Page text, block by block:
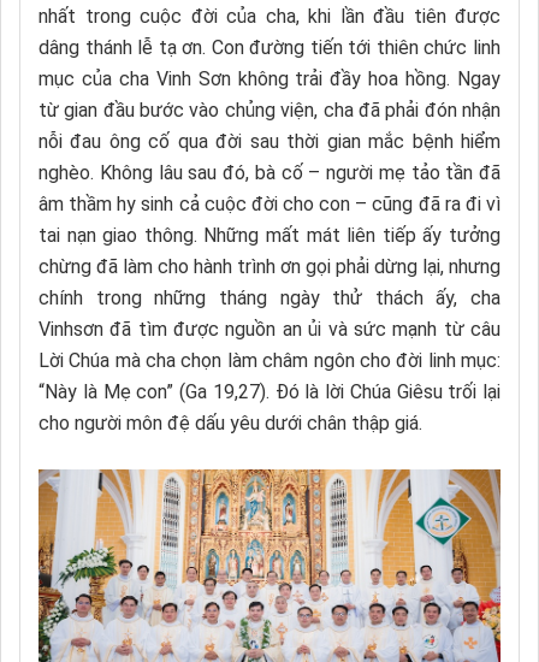
nhất trong cuộc đời của cha, khi lần đầu tiên được
dâng thánh lễ tạ ơn. Con đường tiến tới thiên chức linh
mục của cha Vinh Sơn không trải đầy hoa hồng. Ngay
từ gian đầu bước vào chủng viện, cha đã phải đón nhận
nỗi đau ông cố qua đời sau thời gian mắc bệnh hiểm
nghèo. Không lâu sau đó, bà cố – người mẹ tảo tần đã
âm thầm hy sinh cả cuộc đời cho con – cũng đã ra đi vì
tai nạn giao thông. Những mất mát liên tiếp ấy tưởng
chừng đã làm cho hành trình ơn gọi phải dừng lại, nhưng
chính trong những tháng ngày thử thách ấy, cha
Vinhsơn đã tìm được nguồn an ủi và sức mạnh từ câu
Lời Chúa mà cha chọn làm châm ngôn cho đời linh mục:
“Này là Mẹ con” (Ga 19,27). Đó là lời Chúa Giêsu trối lại
cho người môn đệ dấu yêu dưới chân thập giá.